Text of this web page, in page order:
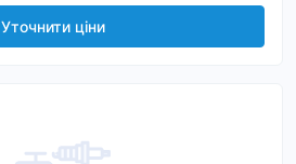
Уточнити ціни